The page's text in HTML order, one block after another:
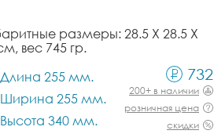
размеры: 28.5 X 28.5 X
вес 745 гр.
Длина 255 мм.
Ширина 255 мм.
Высота 340 мм.
732
200+ в наличии
розничная цена
скидки